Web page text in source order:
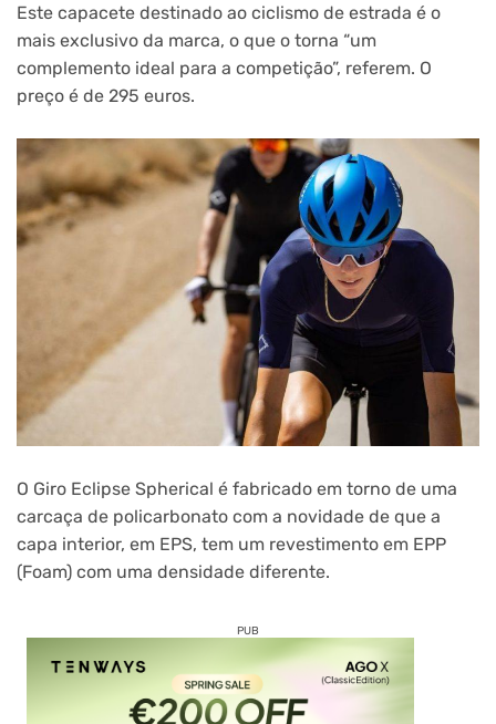
Este capacete destinado ao ciclismo de estrada é o
mais exclusivo da marca, o que o torna “um
complemento ideal para a competição”, referem. O
preço é de 295 euros.
O Giro Eclipse Spherical é fabricado em torno de uma
carcaça de policarbonato com a novidade de que a
capa interior, em EPS, tem um revestimento em EPP
(Foam) com uma densidade diferente.
PUB